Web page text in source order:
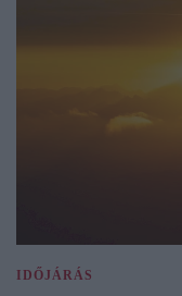
IDŐJÁRÁS